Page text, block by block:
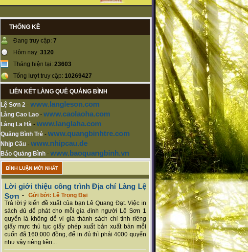
THỐNG KÊ
Đang truy cập: 7
Hôm nay: 3120
Tháng hiện tại: 23603
Tổng lượt truy cập: 10269427
LIÊN KẾT LÀNG QUÊ QUẢNG BÌNH
Lệ Sơn 2 - www.langleson.com
Làng Cao Lao - www.caolaoha.com
Làng La Hà - www.langlaha.com
Quảng Bình Trẻ - www.quangbinhtre.com
Nhịp Cầu - www.nhipcau.de
Báo Quảng Bình - www.baoquangbinh.vn
BÌNH LUẬN MỚI NHẤT
Lời giới thiệu công trình Địa chí Làng Lệ
Sơn - Gửi bởi: Lê Trọng Đại
Trả lời ý kiến đề xuất của bạn Lê Quang Đạt. Việc in
sách đủ để phát cho mỗi gia đình người Lệ Sơn 1
quyển là không dễ vì giá thành sách chỉ tính riêng
giấy mực thủ tục giấy phép xuất bản xuất bản mỗi
cuốn đã 160.000 đồng, để in đủ thì phải 4000 quyển
như vậy riêng tiền...